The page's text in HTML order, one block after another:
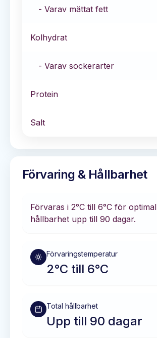
- Varav mättat fett
Kolhydrat
- Varav sockerarter
Protein
Salt
Förvaring & Hållbarhet
Förvaras i 2°C till 6°C för optimal
hållbarhet upp till 90 dagar.
Förvaringstemperatur
2°C till 6°C
Total hållbarhet
Upp till 90 dagar